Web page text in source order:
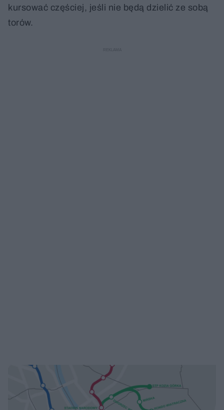
kursować częściej, jeśli nie będą dzielić ze sobą
torów.